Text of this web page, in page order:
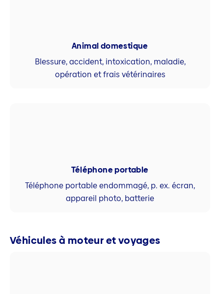
Animal domestique
Blessure, accident, intoxication, maladie,
opération et frais vétérinaires
Téléphone portable
Téléphone portable endommagé, p. ex. écran,
appareil photo, batterie
Véhicules à moteur et voyages